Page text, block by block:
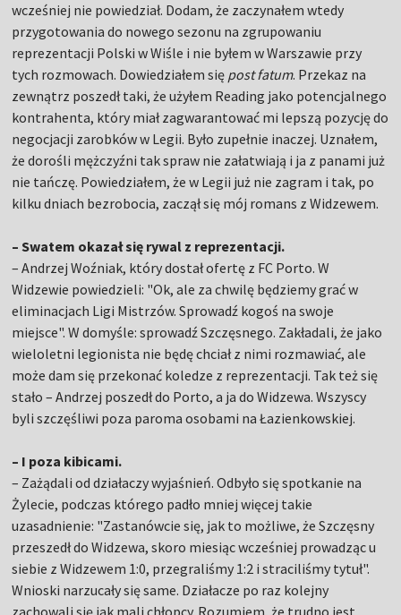
wcześniej nie powiedział. Dodam, że zaczynałem wtedy
przygotowania do nowego sezonu na zgrupowaniu
reprezentacji Polski w Wiśle i nie byłem w Warszawie przy
tych rozmowach. Dowiedziałem się post fatum. Przekaz na
zewnątrz poszedł taki, że użyłem Reading jako potencjalnego
kontrahenta, który miał zagwarantować mi lepszą pozycję do
negocjacji zarobków w Legii. Było zupełnie inaczej. Uznałem,
że dorośli mężczyźni tak spraw nie załatwiają i ja z panami już
nie tańczę. Powiedziałem, że w Legii już nie zagram i tak, po
kilku dniach bezrobocia, zaczął się mój romans z Widzewem.
– Swatem okazał się rywal z reprezentacji.
– Andrzej Woźniak, który dostał ofertę z FC Porto. W
Widzewie powiedzieli: "Ok, ale za chwilę będziemy grać w
eliminacjach Ligi Mistrzów. Sprowadź kogoś na swoje
miejsce". W domyśle: sprowadź Szczęsnego. Zakładali, że jako
wieloletni legionista nie będę chciał z nimi rozmawiać, ale
może dam się przekonać koledze z reprezentacji. Tak też się
stało – Andrzej poszedł do Porto, a ja do Widzewa. Wszyscy
byli szczęśliwi poza paroma osobami na Łazienkowskiej.
– I poza kibicami.
– Zażądali od działaczy wyjaśnień. Odbyło się spotkanie na
Żylecie, podczas którego padło mniej więcej takie
uzasadnienie: "Zastanówcie się, jak to możliwe, że Szczęsny
przeszedł do Widzewa, skoro miesiąc wcześniej prowadząc u
siebie z Widzewem 1:0, przegraliśmy 1:2 i straciliśmy tytuł".
Wnioski narzucały się same. Działacze po raz kolejny